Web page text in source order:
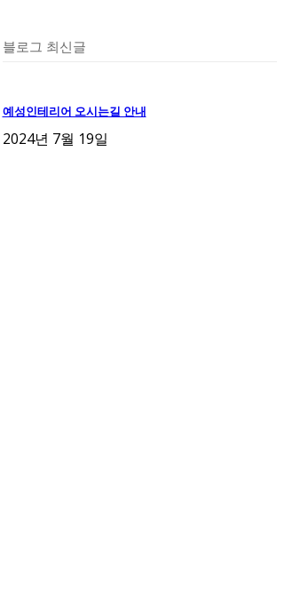
블로그 최신글
예성인테리어 오시는길 안내
2024년 7월 19일